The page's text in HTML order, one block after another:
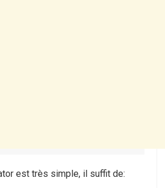
est très simple, il suffit de: